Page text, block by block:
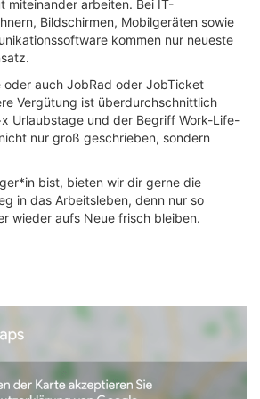
miteinander arbeiten. Bei IT-
Bildschirmen, Mobilgeräten sowie
kommen nur neueste
oder auch JobRad oder JobTicket
Vergütung ist überdurchschnittlich
Urlaubstage und der Begriff Work-Life-
nur groß geschrieben, sondern
bist, bieten wir dir gerne die
in das Arbeitsleben, denn nur so
wieder aufs Neue frisch bleiben.